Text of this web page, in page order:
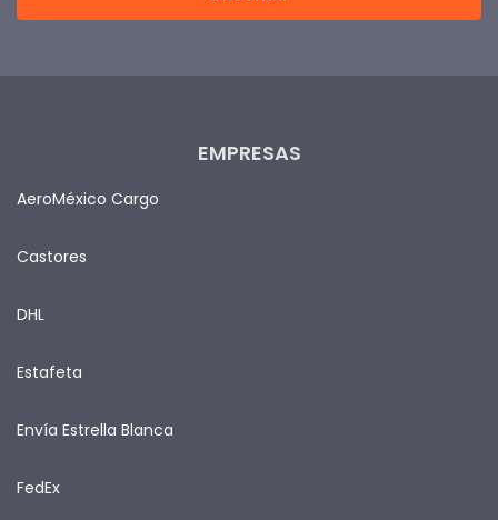
EMPRESAS
AeroMéxico Cargo
Castores
DHL
Estafeta
Envía Estrella Blanca
FedEx